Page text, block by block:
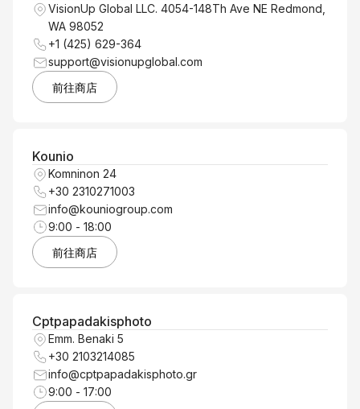
VisionUp Global LLC. 4054-148Th Ave NE Redmond,
WA 98052
+1 (425) 629-364
support@visionupglobal.com
前往商店
Kounio
Komninon 24
+30 2310271003
info@kouniogroup.com
9:00 - 18:00
前往商店
Cptpapadakisphoto
Emm. Benaki 5
+30 2103214085
info@cptpapadakisphoto.gr
9:00 - 17:00